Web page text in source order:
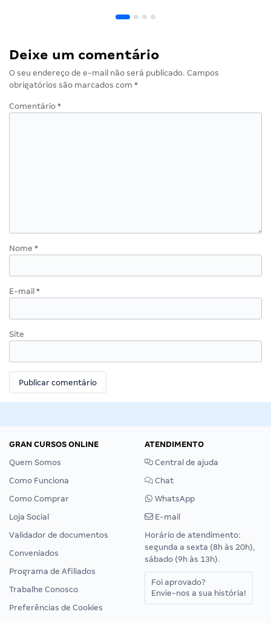
Deixe um comentário
O seu endereço de e-mail não será publicado. Campos
obrigatórios são marcados com *
Comentário *
Nome *
E-mail *
Site
GRAN CURSOS ONLINE
Quem Somos
Como Funciona
Como Comprar
Loja Social
Validador de documentos
Conveniados
Programa de Afiliados
Trabalhe Conosco
Preferências de Cookies
ATENDIMENTO
Central de ajuda
Chat
WhatsApp
E-mail
Horário de atendimento:
segunda a sexta (8h às 20h),
sábado (9h às 13h).
Foi aprovado?
Envie-nos a sua história!